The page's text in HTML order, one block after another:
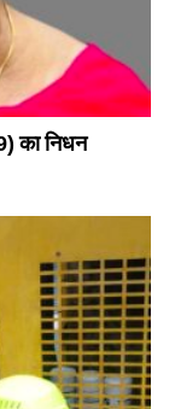
का निधन